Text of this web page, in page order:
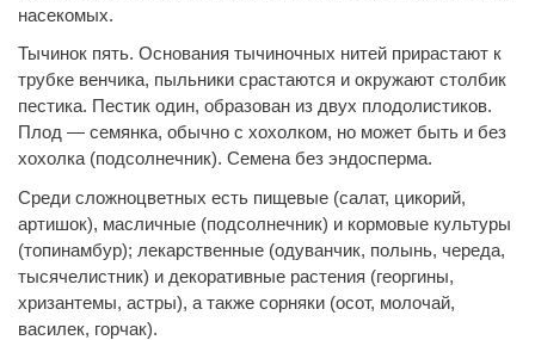
насекомых.
Тычинок пять. Основания тычиночных нитей прирастают к
трубке венчика, пыльники срастаются и окружают столбик
пестика. Пестик один, образован из двух плодолистиков.
Плод — семянка, обычно с хохолком, но может быть и без
хохолка (подсолнечник). Семена без эндосперма.
Среди сложноцветных есть пищевые (салат, цикорий,
артишок), масличные (подсолнечник) и кормовые культуры
(топинамбур); лекарственные (одуванчик, полынь, череда,
тысячелистник) и декоративные растения (георгины,
хризантемы, астры), а также сорняки (осот, молочай,
василек, горчак).